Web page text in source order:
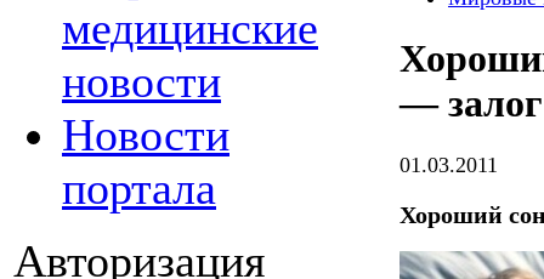
медицинские
новости
Новости
портала
Авторизация
—
01.03.2011
Хороший